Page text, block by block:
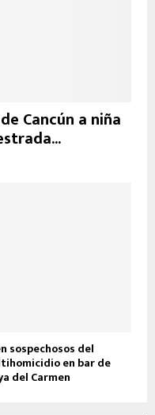
Cancún a niña
sospechosos del
en bar de
del Carmen